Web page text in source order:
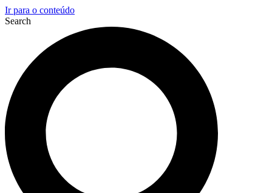
Ir para o conteúdo
Search